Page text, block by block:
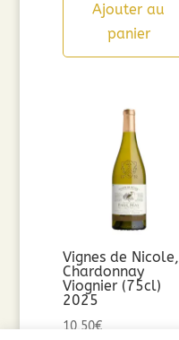
Ajouter au
panier
Vignes de Nicole,
Chardonnay
Viognier (75cl)
2025
10,50€